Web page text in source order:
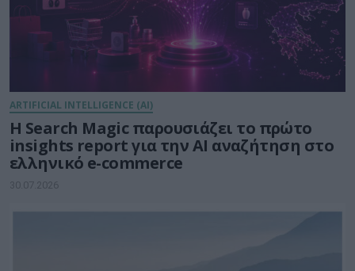
ARTIFICIAL INTELLIGENCE (AI)
Η Search Magic παρουσιάζει το πρώτο
insights report για την AI αναζήτηση στο
ελληνικό e-commerce
30.07.2026